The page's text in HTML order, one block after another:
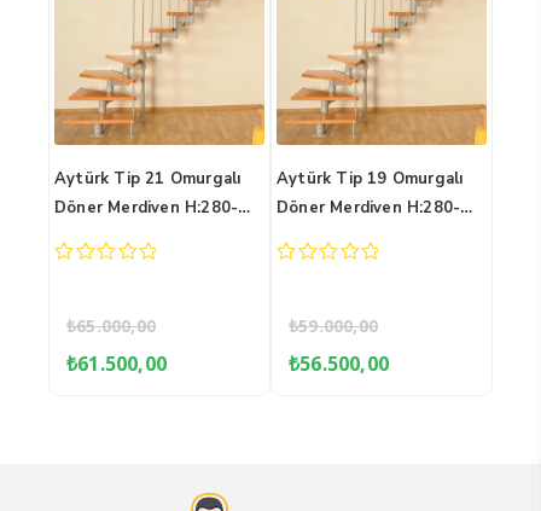
Aytürk Tip 19 Omurgalı
Döner Merdiven H:280-
300CM
5₺59.000,00
Orijinal
fiyat:
₺56.500,00 andaki
Aytürk Tip 23 Omurgalı
Döner Merdiven H:280-
300CM
5₺68.000,00
Orijinal
fiyat:
₺65.000,00